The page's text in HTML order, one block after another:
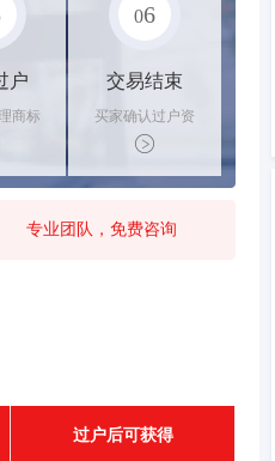
户
商标
交付
06
交易结束
买家确认过户资
料后，平台解冻
资金支付卖家
专业团队，免费咨询
过户后可获得